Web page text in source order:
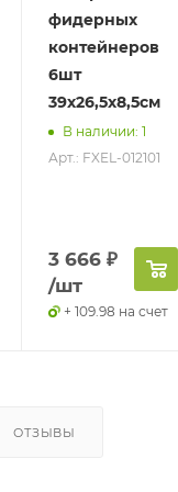
фидерных
контейнеров
6шт
39х26,5х8,5см
В наличии: 1
Арт.: FXEL-012101
3 666 ₽
/шт
+ 109.98 на счет
ОТЗЫВЫ